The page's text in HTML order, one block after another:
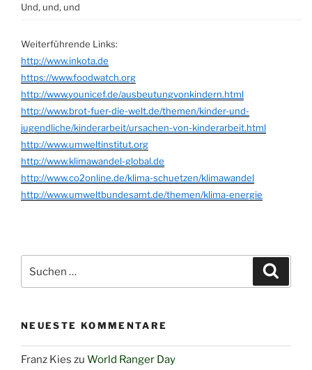
Und, und, und
Weiterführende Links:
http://www.inkota.de
https://www.foodwatch.org
http://www.younicef.de/ausbeutungvonkindern.html
http://www.brot-fuer-die-welt.de/themen/kinder-und-
jugendliche/kinderarbeit/ursachen-von-kinderarbeit.html
http://www.umweltinstitut.org
http://www.klimawandel-global.de
http://www.co2online.de/klima-schuetzen/klimawandel
http://www.umweltbundesamt.de/themen/klima-energie
nach:
NEUESTE KOMMENTARE
Franz Kies zu World Ranger Day